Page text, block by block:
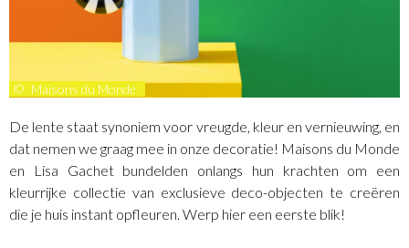
© Maisons du Monde
De lente staat synoniem voor vreugde, kleur en vernieuwing, en
dat nemen we graag mee in onze decoratie! Maisons du Monde
en Lisa Gachet bundelden onlangs hun krachten om een
kleurrijke collectie van exclusieve deco-objecten te creëren
die je huis instant opfleuren. Werp hier een eerste blik!